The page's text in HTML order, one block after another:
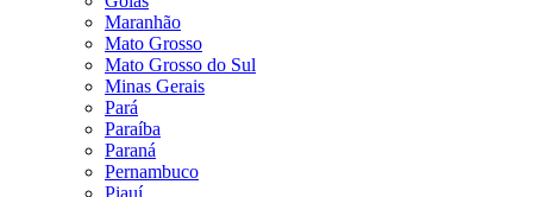
Maranhão
Mato Grosso
Mato Grosso do Sul
Minas Gerais
Pará
Paraíba
Paraná
Pernambuco